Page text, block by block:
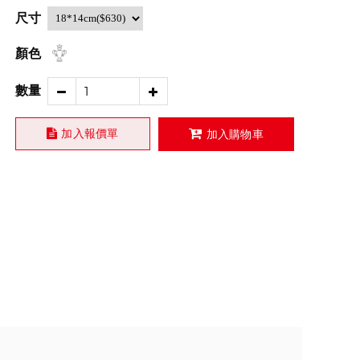
尺寸
顏色
數量
加入報價單 加入購物車